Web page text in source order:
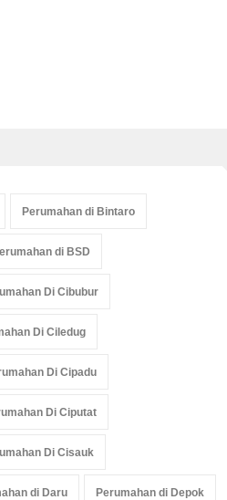
Perumahan di Bintaro
di BSD
Di Cibubur
Di Ciledug
Di Cipadu
Di Ciputat
Di Cisauk
di Daru Perumahan di Depok